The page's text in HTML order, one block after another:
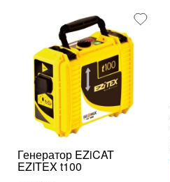
Генератор EZiCAT
EZITEX t100